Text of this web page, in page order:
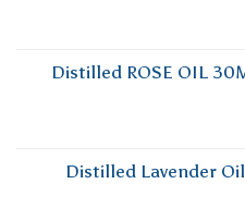
زيت اللافندر مقطر Distilled Lavender Oil